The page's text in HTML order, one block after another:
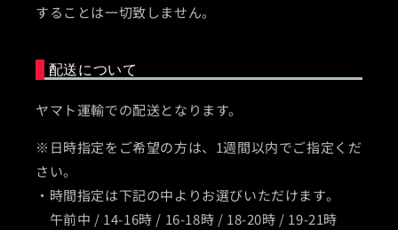
することは一切致しません。
配送について
ヤマト運輸での配送となります。
※日時指定をご希望の方は、1週間以内でご指定くだ
さい。
・時間指定は下記の中よりお選びいただけます。
午前中 / 14-16時 / 16-18時 / 18-20時 / 19-21時